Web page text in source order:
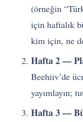
(örneğin
için haftalık
kim için, ne
Hafta 2 —
Beehiiv’de
yayımlayın;
Hafta 3 —